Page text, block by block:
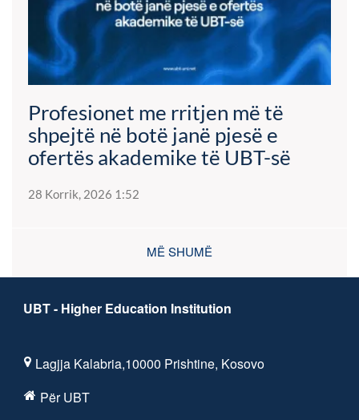
Profesionet me rritjen më të
shpejtë në botë janë pjesë e
ofertës akademike të UBT-së
28 Korrik, 2026 1:52
MË SHUMË
UBT - Higher Education Institution
Lagjja Kalabria,10000 Prishtine, Kosovo
Për UBT